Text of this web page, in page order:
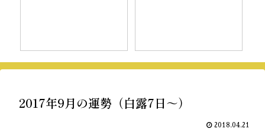
2017年9月の運勢（白露7日～）
2018.04.21